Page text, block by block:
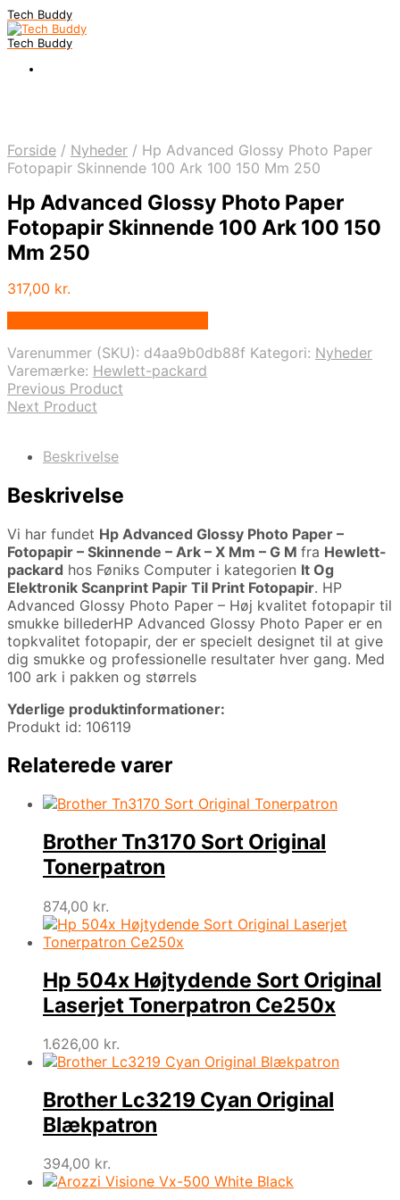
Tech Buddy
Tech Buddy
Forside / Nyheder / Hp Advanced Glossy Photo Paper
Fotopapir Skinnende 100 Ark 100 150 Mm 250
Hp Advanced Glossy Photo Paper
Fotopapir Skinnende 100 Ark 100 150
Mm 250
317,00 kr.
Varenummer (SKU): d4aa9b0db88f Kategori: Nyheder
Varemærke: Hewlett-packard
Previous Product
Next Product
Beskrivelse
Beskrivelse
Vi har fundet Hp Advanced Glossy Photo Paper –
Fotopapir – Skinnende – Ark – X Mm – G M fra Hewlett-
packard hos Føniks Computer i kategorien It Og
Elektronik Scanprint Papir Til Print Fotopapir. HP
Advanced Glossy Photo Paper – Høj kvalitet fotopapir til
smukke billederHP Advanced Glossy Photo Paper er en
topkvalitet fotopapir, der er specielt designet til at give
dig smukke og professionelle resultater hver gang. Med
100 ark i pakken og størrels
Yderlige produktinformationer:
Produkt id: 106119
Relaterede varer
Brother Tn3170 Sort Original
Tonerpatron
874,00 kr.
Hp 504x Højtydende Sort Original
Laserjet Tonerpatron Ce250x
1.626,00 kr.
Brother Lc3219 Cyan Original
Blækpatron
394,00 kr.